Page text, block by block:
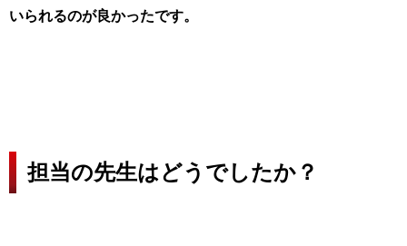
いられるのが良かったです。
担当の先生はどうでしたか？